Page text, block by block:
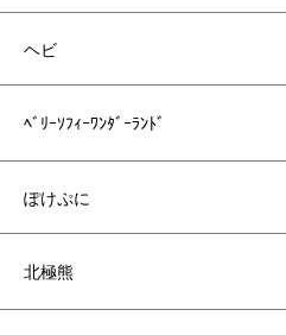
ヘビ
ﾍﾞﾘｰｿﾌｨｰﾜﾝﾀﾞｰﾗﾝﾄﾞ
ぽけぷに
北極熊